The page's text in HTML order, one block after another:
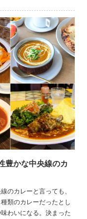
豊かな中央線のカ
のカレーと言っても、
類のカレーだったとし
わいになる。決まった